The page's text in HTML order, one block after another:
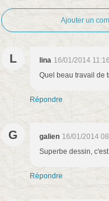
Ajouter un
L lina 16/01/2014 11:16
Quel beau travail de
Répondre
G galien 16/01/2014
Superbe dessin,
Répondre